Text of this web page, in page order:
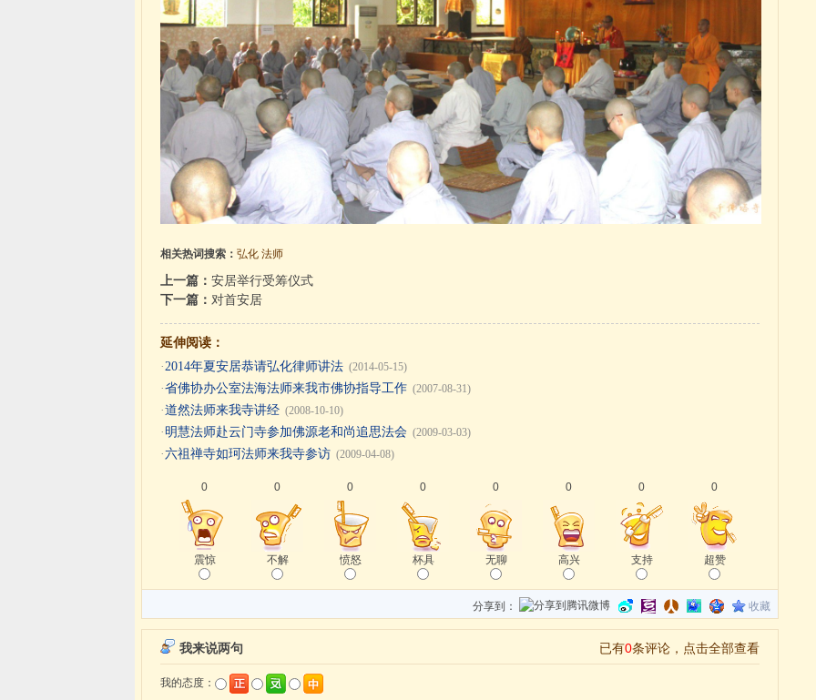
相关热词搜索： 弘化 法师
上一篇： 安居举行受筹仪式
下一篇： 对首安居
延伸阅读：
· 2014年夏安居恭请弘化律师讲法 (2014-05-15)
·省佛协办公室法海法师来我市佛协指导工作 (2007-08-31)
·道然法师来我寺讲经 (2008-10-10)
· 明慧法师赴云门寺参加佛源老和尚追思法会 (2009-03-03)
·六祖禅寺如珂法师来我寺参访 (2009-04-08)
0
震惊
0
不解
0
愤怒
0
杯具
0
无聊
0
高兴
0
支持
0
超赞
分享到： 收藏